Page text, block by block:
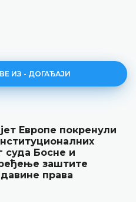
ИЗ - ДОГАЂАЈИ
Европе покренули
суда Босне и
заштите
права